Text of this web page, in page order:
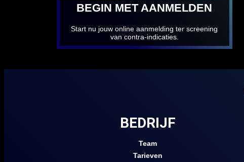
BEGIN MET AANMELDEN
Start nu jouw online aanmelding ter screening
van contra-indicaties.
BEDRIJF
Team
Tarieven